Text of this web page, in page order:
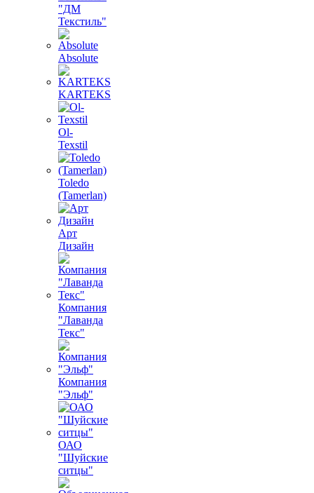
"ДМ
Текстиль"
Absolute
KARTEKS
Ol-
Texstil
Toledo
(Tamerlan)
Арт
Дизайн
Компания
"Лаванда
Текс"
Компания
"Эльф"
ОАО
"Шуйские
ситцы"